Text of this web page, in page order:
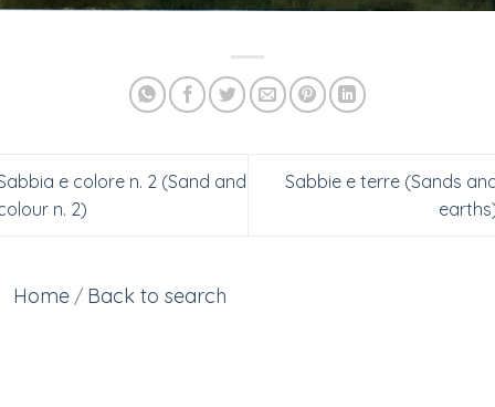
e colore n. 2 (Sand and
n. 2)
Sabbie e terre (Sands
Home / Back to search